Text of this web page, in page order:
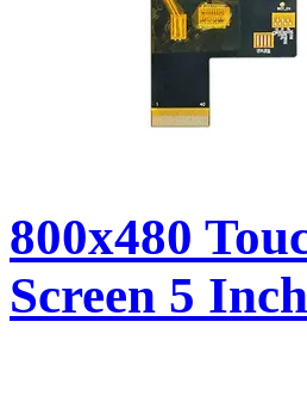
800x480
Screen 5